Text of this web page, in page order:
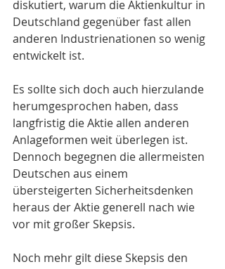
diskutiert, warum die Aktienkultur in
Deutschland gegenüber fast allen
anderen Industrienationen so wenig
entwickelt ist.
Es sollte sich doch auch hierzulande
herumgesprochen haben, dass
langfristig die Aktie allen anderen
Anlageformen weit überlegen ist.
Dennoch begegnen die allermeisten
Deutschen aus einem
übersteigerten Sicherheitsdenken
heraus der Aktie generell nach wie
vor mit großer Skepsis.
Noch mehr gilt diese Skepsis den